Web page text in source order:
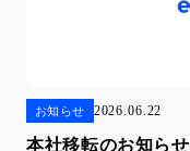
お知らせ 2026.06.22
本社移転のお知らせ